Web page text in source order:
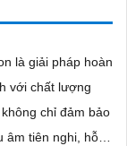
là giải pháp hoàn
với chất lượng
âm tiên nghi, hỗ